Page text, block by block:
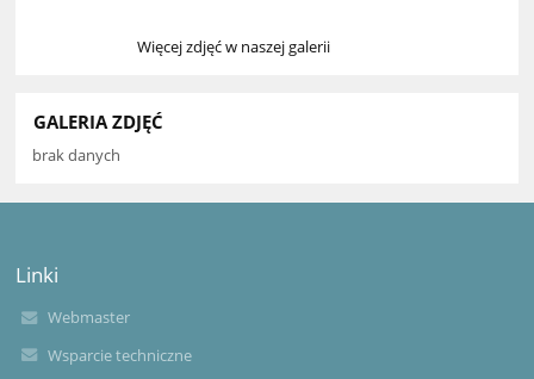
Więcej zdjęć w naszej galerii
GALERIA ZDJĘĆ
brak danych
Linki
Webmaster
Wsparcie techniczne